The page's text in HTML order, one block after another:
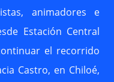
animadores e
Estación Central
el recorrido
Castro, en Chiloé,